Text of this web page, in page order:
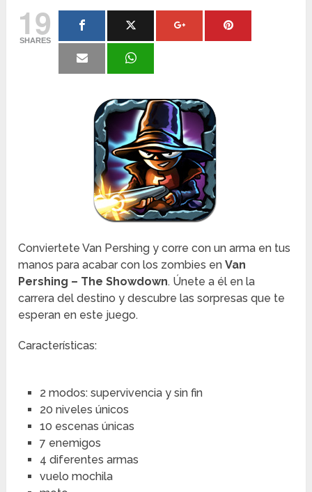
19
SHARES
Conviertete Van Pershing y corre con un arma en tus
manos para acabar con los zombies enVan
Pershing – The Showdown. Únete a él en la
carrera del destino y descubre las sorpresas que te
esperan en este juego.
Características:
2 modos: supervivencia y sin fin
20 niveles únicos
10 escenas únicas
7 enemigos
4 diferentes armas
vuelo mochila